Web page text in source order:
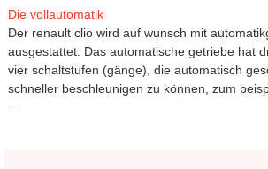
Die vollautomatik
Der renault clio wird auf wunsch mit
ausgestattet. Das automatische getriebe hat
vier schaltstufen (gänge), die automatisch
schneller beschleunigen zu können, zum